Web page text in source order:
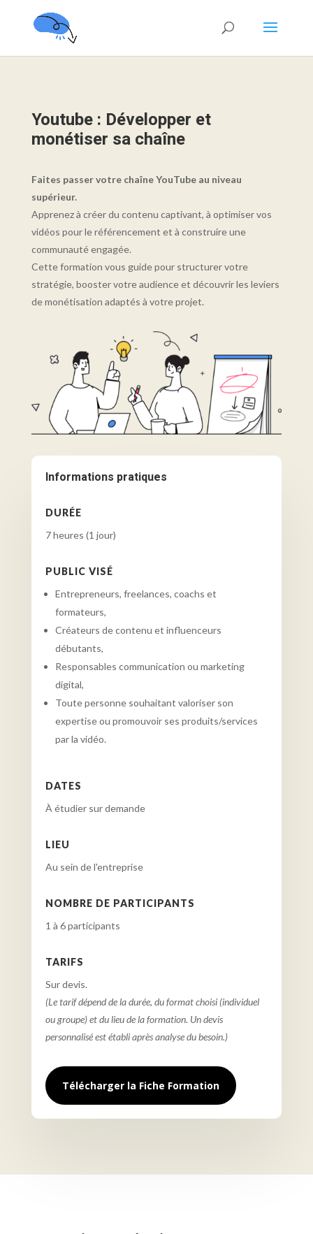
Youtube : Développer et
monétiser sa chaîne
Faites passer votre chaîne YouTube au niveau
supérieur.
Apprenez à créer du contenu captivant, à optimiser vos
vidéos pour le référencement et à construire une
communauté engagée.
Cette formation vous guide pour structurer votre
stratégie, booster votre audience et découvrir les leviers
de monétisation adaptés à votre projet.
Informations pratiques
DURÉE
7 heures (1 jour)
PUBLIC VISÉ
Entrepreneurs, freelances, coachs et
formateurs,
Créateurs de contenu et influenceurs
débutants,
Responsables communication ou marketing
digital,
Toute personne souhaitant valoriser son
expertise ou promouvoir ses produits/services
par la vidéo.
DATES
À étudier sur demande
LIEU
Au sein de l'entreprise
NOMBRE DE PARTICIPANTS
1 à 6 participants
TARIFS
Sur devis.
(Le tarif dépend de la durée, du format choisi (individuel
ou groupe) et du lieu de la formation. Un devis
personnalisé est établi après analyse du besoin.)
Télécharger la Fiche Formation